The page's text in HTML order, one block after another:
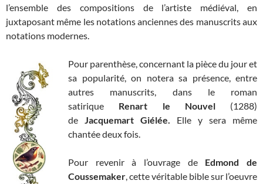
l’ensemble des compositions de l’artiste médiéval, en
juxtaposant même les notations anciennes des manuscrits aux
notations modernes.
Pour parenthèse, concernant la pièce du jour et
sa popularité, on notera sa présence, entre
autres manuscrits, dans le roman
satirique Renart le Nouvel (1288)
de Jacquemart Giélée. Elle y sera même
chantée deux fois.
Pour revenir à l’ouvrage de Edmond de
Coussemaker, cette véritable bible sur l’oeuvre